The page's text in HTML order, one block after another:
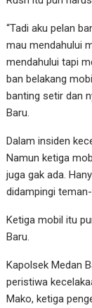
“Tadi aku pelan
mau mendahului
mendahului tapi
ban belakang
banting setir dan
Baru.
Dalam insiden
Namun ketiga
juga gak ada.
didampingi
Ketiga mobil itu
Baru.
Kapolsek Medan
peristiwa
Mako, ketiga